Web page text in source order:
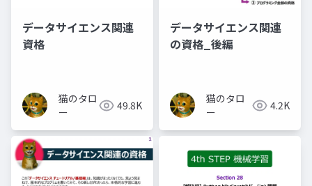
データサイエンス関連
資格
猫のタロ
ー
49.8K
データサイエンス関連
の資格_後編
猫のタロ
ー
4.2K